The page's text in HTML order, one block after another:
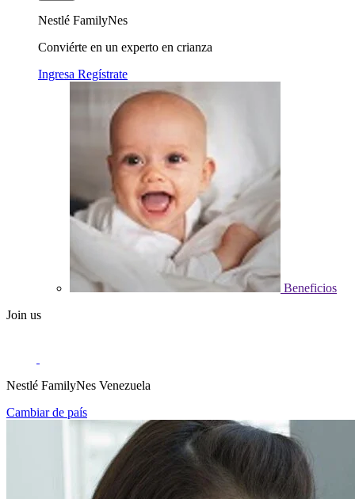
Nestlé FamilyNes
Conviérte en un experto en crianza
Ingresa Regístrate
Beneficios
Join us
Nestlé FamilyNes Venezuela
Cambiar de país